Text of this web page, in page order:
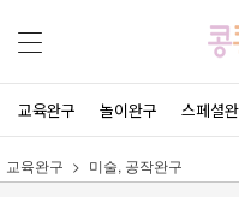
교육완구 놀이완구 스페셜
교육완구 미술, 공작완구